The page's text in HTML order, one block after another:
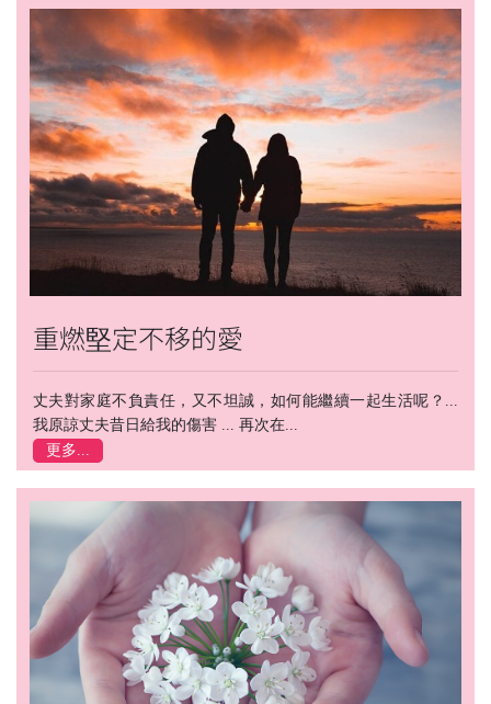
重燃堅定不移的愛
丈夫對家庭不負責任，又不坦誠，如何能繼續一起生活呢？...
我原諒丈夫昔日給我的傷害 ... 再次在...
更多...